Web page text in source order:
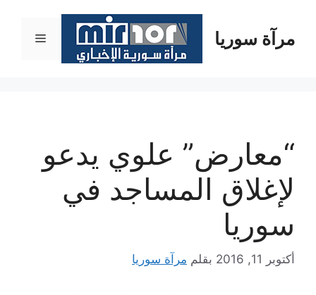
المحتوىمرآة سوريا القائمة
“معارض” علوي يدعو
لإغلاق المساجد في
سوريا
أكتوبر 11, 2016 بقلم مرآة سوريا